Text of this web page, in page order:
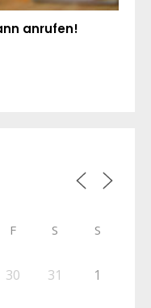
anrufen!
F S S
30 31 1